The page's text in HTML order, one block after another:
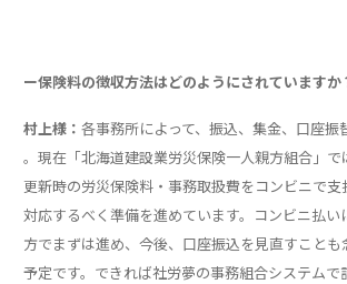
ー保険料の徴収方法はどのようにされていますか
村上様： 各事務所によって、振込、集金、口座振
。現在「北海道建設業労災保険一人親方組合」
更新時の労災保険料・事務取扱費をコンビニで
対応するべく準備を進めています。コンビニ払い
方でまずは進め、今後、口座振込を見直すことも
予定です。できれば社労夢の事務組合システムで